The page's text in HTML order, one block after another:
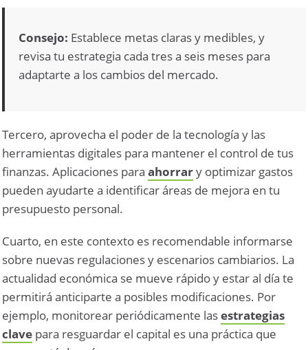
Consejo: Establece metas claras y medibles, y
revisa tu estrategia cada tres a seis meses para
adaptarte a los cambios del mercado.
Tercero, aprovecha el poder de la tecnología y las
herramientas digitales para mantener el control de tus
finanzas. Aplicaciones paraahorrary optimizar gastos
pueden ayudarte a identificar áreas de mejora en tu
presupuesto personal.
Cuarto, en este contexto es recomendable informarse
sobre nuevas regulaciones y escenarios cambiarios. La
actualidad económica se mueve rápido y estar al día te
permitirá anticiparte a posibles modificaciones. Por
ejemplo, monitorear periódicamente lasestrategias
clave para resguardar el capital es una práctica que